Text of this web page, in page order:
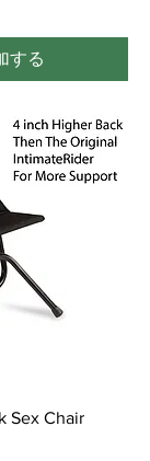
する
Sex Chair